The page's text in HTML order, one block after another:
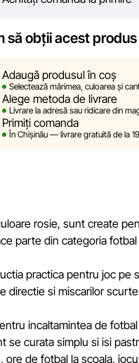
sau disfuncționalități. De
pe site-ul nostru.
își rezervă dreptul
descrierile,
simulate și au un
prealabilă.
prompt eventualele
să obții acest produs
Adaugă produsul în coș
Selectează mărimea, culoarea și
Alege metoda de livrare
Livrare la adresă sau ridicare din
Primiți comanda
În Chișinău — livrare gratuită de la
rosie, sunt create
parte din categoria
practica pentru joc
directie si miscarilor
incaltamintea de
curata simplu si isi
de fotbal la scoala,